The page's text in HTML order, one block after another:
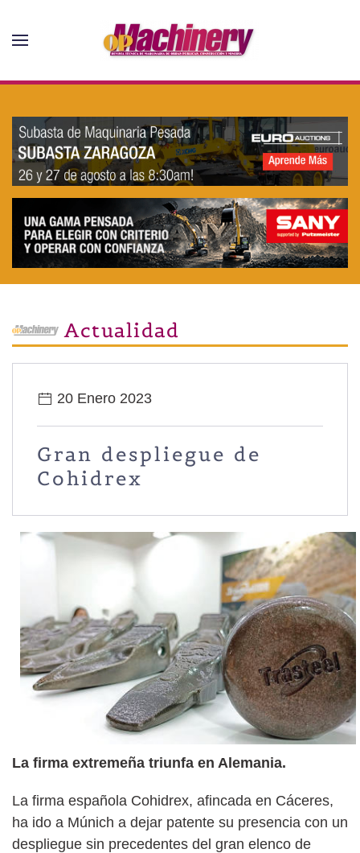
Skip to main content
Actualidad
20 Enero 2023
Gran despliegue de
Cohidrex
La firma extremeña triunfa en Alemania.
La firma española Cohidrex, afincada en Cáceres,
ha ido a Múnich a dejar patente su presencia con un
despliegue sin precedentes del gran elenco de